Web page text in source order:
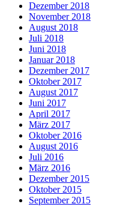
Dezember 2018
November 2018
August 2018
Juli 2018
Juni 2018
Januar 2018
Dezember 2017
Oktober 2017
August 2017
Juni 2017
April 2017
März 2017
Oktober 2016
August 2016
Juli 2016
März 2016
Dezember 2015
Oktober 2015
September 2015